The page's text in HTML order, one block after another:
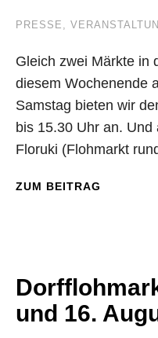
PRESSE ,
Gleich zwei Märkte in
diesem Wochenende
Samstag bieten wir
bis 15.30 Uhr an.
Floruki (Flohmarkt
ZUM BEITRAG
und 16.